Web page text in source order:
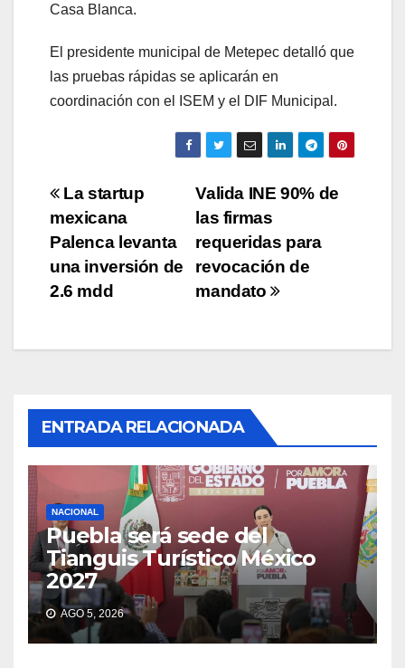
Casa Blanca.
El presidente municipal de Metepec detalló que
las pruebas rápidas se aplicarán en
coordinación con el ISEM y el DIF Municipal.
Navegación
de
entradas
Valida INE 90% de
las firmas
requeridas para
revocación de
mandato
La startup
mexicana
Palenca levanta
una inversión de
2.6 mdd
ENTRADA RELACIONADA
NACIONAL
Puebla será sede del
Tianguis Turístico México
2027
AGO 5, 2026